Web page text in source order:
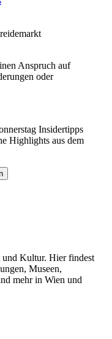
Anspruch auf
oder
Insidertipps
Highlights aus dem
Kultur. Hier findest
Museen,
mehr in Wien und